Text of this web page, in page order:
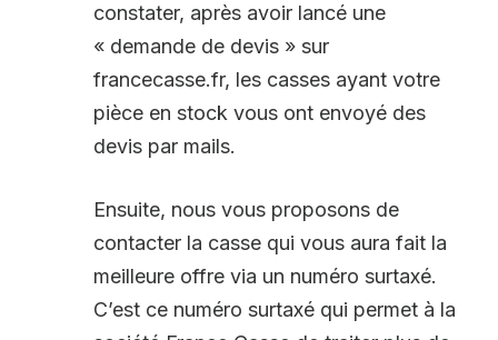
constater, après avoir lancé une
« demande de devis » sur
francecasse.fr, les casses ayant votre
pièce en stock vous ont envoyé des
devis par mails.
Ensuite, nous vous proposons de
contacter la casse qui vous aura fait la
meilleure offre via un numéro surtaxé.
C’est ce numéro surtaxé qui permet à la